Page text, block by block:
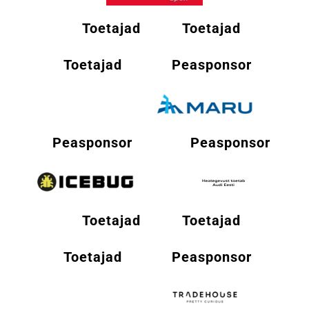
Toetajad Toetajad
Toetajad Peasponsor
Peasponsor Peasponsor
Toetajad Toetajad
Toetajad Peasponsor